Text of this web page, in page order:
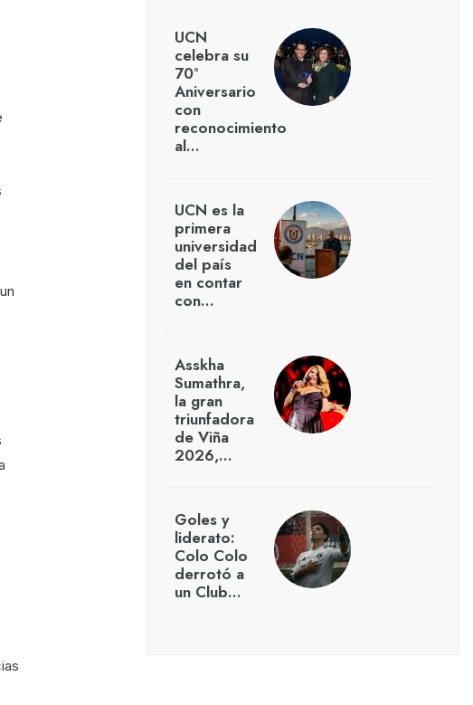
UCN
celebra su
70°
Aniversario
con
reconocimiento
al…
UCN es la
primera
universidad
del país
en contar
con…
Asskha
Sumathra,
la gran
triunfadora
de Viña
2026,…
Goles y
liderato:
Colo Colo
derrotó a
un Club…